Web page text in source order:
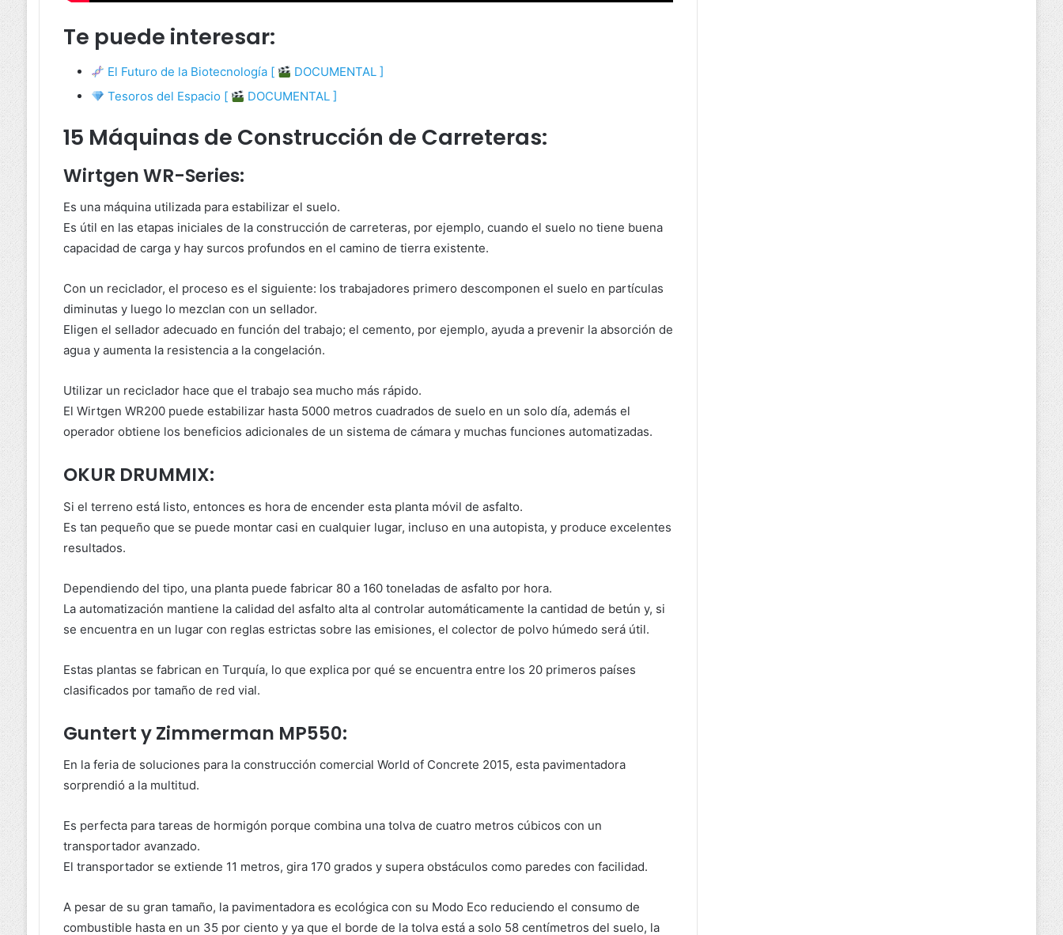
Te puede interesar:
El Futuro de la Biotecnología [
DOCUMENTAL ]
Tesoros del Espacio [
DOCUMENTAL ]
15 Máquinas de Construcción de Carreteras:
Wirtgen WR-Series:
Es una máquina utilizada para estabilizar el suelo.
Es útil en las etapas iniciales de la construcción de carreteras, por ejemplo, cuando el suelo no tiene buena
capacidad de carga y hay surcos profundos en el camino de tierra existente.
Con un reciclador, el proceso es el siguiente: los trabajadores primero descomponen el suelo en partículas
diminutas y luego lo mezclan con un sellador.
Eligen el sellador adecuado en función del trabajo; el cemento, por ejemplo, ayuda a prevenir la absorción de
agua y aumenta la resistencia a la congelación.
Utilizar un reciclador hace que el trabajo sea mucho más rápido.
El Wirtgen WR200 puede estabilizar hasta 5000 metros cuadrados de suelo en un solo día, además el
operador obtiene los beneficios adicionales de un sistema de cámara y muchas funciones automatizadas.
OKUR DRUMMIX:
Si el terreno está listo, entonces es hora de encender esta planta móvil de asfalto.
Es tan pequeño que se puede montar casi en cualquier lugar, incluso en una autopista, y produce excelentes
resultados.
Dependiendo del tipo, una planta puede fabricar 80 a 160 toneladas de asfalto por hora.
La automatización mantiene la calidad del asfalto alta al controlar automáticamente la cantidad de betún y, si
se encuentra en un lugar con reglas estrictas sobre las emisiones, el colector de polvo húmedo será útil.
Estas plantas se fabrican en Turquía, lo que explica por qué se encuentra entre los 20 primeros países
clasificados por tamaño de red vial.
Guntert y Zimmerman MP550:
En la feria de soluciones para la construcción comercial World of Concrete 2015, esta pavimentadora
sorprendió a la multitud.
Es perfecta para tareas de hormigón porque combina una tolva de cuatro metros cúbicos con un
transportador avanzado.
El transportador se extiende 11 metros, gira 170 grados y supera obstáculos como paredes con facilidad.
A pesar de su gran tamaño, la pavimentadora es ecológica con su Modo Eco reduciendo el consumo de
combustible hasta en un 35 por ciento y ya que el borde de la tolva está a solo 58 centímetros del suelo, la